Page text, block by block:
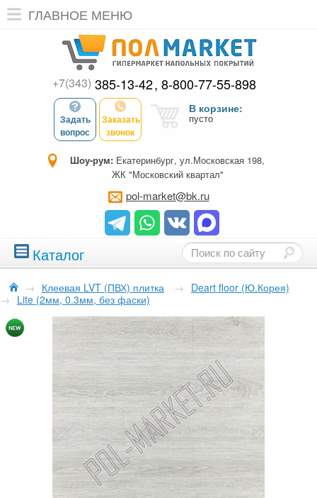
ГЛАВНОЕ МЕНЮ
+7(343) 385-13-42 8-800-77-55-898
Задать
вопрос
Заказать
звонок
В корзине:
пусто
Шоу-рум: Екатеринбург, ул.Московская 198,
ЖК "Московский квартал"
pol-market@bk.ru
Каталог
→ Клеевая LVT (ПВХ) плитка → Deart floor (Ю.Корея)
→ Lite (2мм, 0.3мм, без фаски)